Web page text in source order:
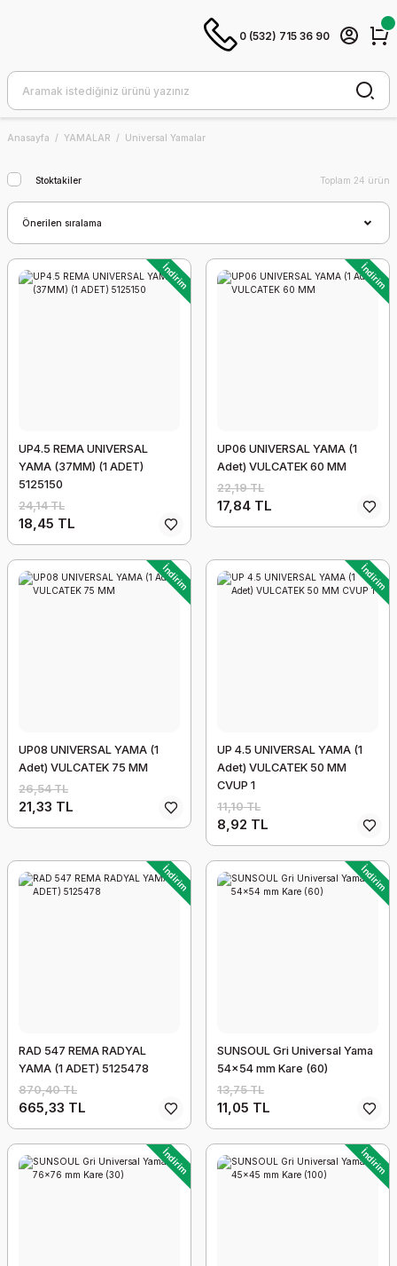
0 (532) 715 36 90
Anasayfa YAMALAR Universal Yamalar
Stoktakiler Toplam 24 ürün
İndirim
UP4.5 REMA UNIVERSAL
YAMA (37MM) (1 ADET)
5125150
24,14 TL
18,45 TL
İndirim
UP06 UNIVERSAL YAMA (1
Adet) VULCATEK 60 MM
22,19 TL
17,84 TL
İndirim
UP08 UNIVERSAL YAMA (1
Adet) VULCATEK 75 MM
26,54 TL
21,33 TL
İndirim
UP 4.5 UNIVERSAL YAMA (1
Adet) VULCATEK 50 MM
CVUP 1
11,10 TL
8,92 TL
İndirim
RAD 547 REMA RADYAL
YAMA (1 ADET) 5125478
870,40 TL
665,33 TL
İndirim
SUNSOUL Gri Universal Yama
54x54 mm Kare (60)
13,75 TL
11,05 TL
İndirim İndirim